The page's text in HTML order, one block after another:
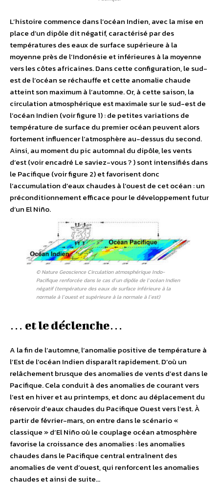
L’histoire commence dans l’océan Indien, avec la mise en
place d’un dipôle dit négatif, caractérisé par des
températures des eaux de surface supérieure à la
moyenne près de l’Indonésie et inférieures à la moyenne
vers les côtes africaines. Dans cette configuration, le sud-
est de l’océan se réchauffe et cette anomalie chaude
atteint son maximum à l’automne. Or, à cette saison, la
circulation atmosphérique est maximale sur le sud-est de
l’océan Indien (voir figure 1) : de petites variations de
température de surface du premier océan peuvent alors
fortement influencer l’atmosphère au-dessus du second.
Ainsi, au moment du pic automnal du dipôle, les vents
d’est (voir encadré Le saviez-vous ? ) sont intensifiés dans
le Pacifique (voir figure 2) et favorisent donc
l’accumulation d’eaux chaudes à l’ouest de cet océan : un
préconditionnement efficace pour le développement futur
d’un El Niño.
© Nature Geoscience Circulation atmosphérique Indo-
Pacifique renforcée dans le cas d’un dipôle de l’océan Indien
négatif (température des eaux de surface inférieure à la
normale à l’ouest et supérieure à la normale à l’est)
… et le déclenche…
A la fin de l’automne, l’anomalie positive de température à
l’Est de l’océan Indien disparaît rapidement. D’où un
relâchement brusque des anomalies de vents d’est dans le
Pacifique. Cela conduit à des anomalies de courant vers
l’est en hiver et au printemps, et donc au déplacement du
réservoir d’eaux chaudes du Pacifique Ouest vers l’est. À
partir de février-mars, on entre dans le scénario «
classique » d’El Niño où le couplage océan atmosphère
favorise la croissance des anomalies : les anomalies
chaudes dans le Pacifique central entraînent des
anomalies de vent d’ouest, qui renforcent les anomalies
chaudes et ainsi de suite…